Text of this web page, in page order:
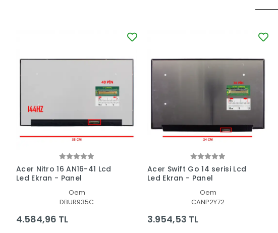
Acer Nitro 16 AN16-41 Lcd
Led Ekran - Panel
Oem
DBUR935C
4.584,96 TL
Acer Swift Go 14 serisi Lcd
Led Ekran - Panel
Oem
CANP2Y72
3.954,53 TL